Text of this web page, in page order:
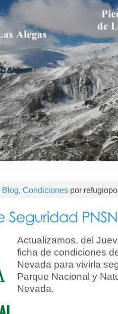
Blog, Condiciones por
Actualizamos, del
ficha de condiciones
Nevada para vivirla
Parque Nacional y
Nevada.